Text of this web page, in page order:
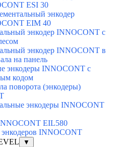
ESI 30
энкодер
EIM 40
энкодер INNOCONT с
энкодер INNOCONT в
на панель
энкодеры INNOCONT с
кодом
поворота (энкодеры)
энкодеры INNOCONT
EIL580
INNOCONT
▼